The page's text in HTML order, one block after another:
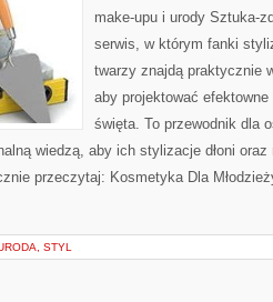
make-upu i urody Sztuka-
serwis, w którym fanki
twarzy znajdą praktycznie
aby projektować
święta. To przewodnik dla
wiedzą, aby ich stylizacje dłoni
przeczytaj: Kosmetyka Dla
STYL